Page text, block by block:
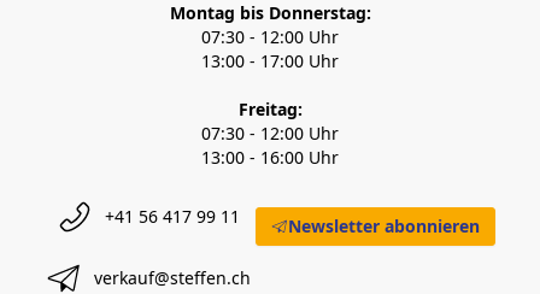
Montag bis Donnerstag:
07:30 - 12:00 Uhr
13:00 - 17:00 Uhr
Freitag:
07:30 - 12:00 Uhr
13:00 - 16:00 Uhr
+41 56 417 99 11
verkauf@steffen.ch
Newsletter abonnieren